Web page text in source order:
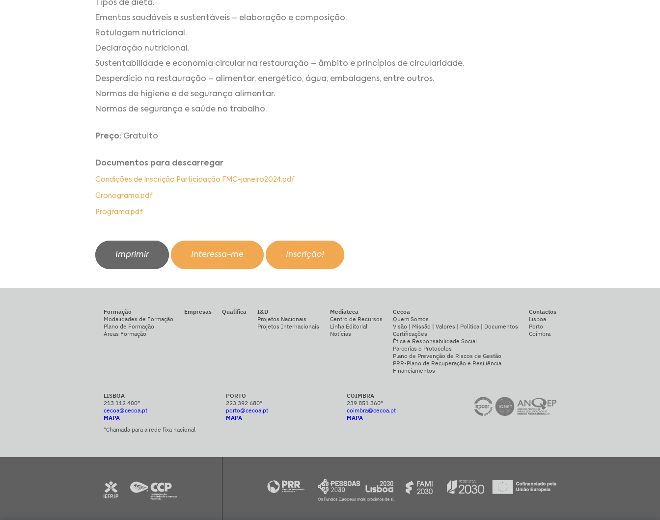
Tipos de dieta.
Ementas saudáveis e sustentáveis – elaboração e composição.
Rotulagem nutricional.
Declaração nutricional.
Sustentabilidade e economia circular na restauração – âmbito e princípios de circularidade.
Desperdício na restauração – alimentar, energético, água, embalagens, entre outros.
Normas de higiene e de segurança alimentar.
Normas de segurança e saúde no trabalho.
Preço: Gratuito
Documentos para descarregar
Condições de Inscrição Participação FMC-janeiro2024.pdf
Cronograma.pdf
Programa.pdf
Imprimir Interessa-me Inscrição!
Formação
Modalidades de Formação
Plano de Formação
Áreas Formação
Empresas Qualifica
I&D
Projetos Nacionais
Projetos Internacionais
Mediateca
Centro de Recursos
Linha Editorial
Notícias
Cecoa
Quem Somos
Visão | Missão | Valores | Política | Documentos
Certificações
Ética e Responsabilidade Social
Parcerias e Protocolos
Plano de Prevenção de Riscos de Gestão
PRR-Plano de Recuperação e Resiliência
Financiamentos
Contactos
Lisboa
Porto
Coimbra
LISBOA
213 112 400*
cecoa@cecoa.pt
MAPA
PORTO
223 392 680*
porto@cecoa.pt
MAPA
COIMBRA
239 851 360*
coimbra@cecoa.pt
MAPA
*Chamada para a rede fixa nacional